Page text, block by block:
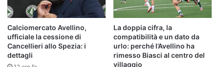
Calciomercato Avellino,
ufficiale la cessione di
Cancellieri allo Spezia: i
dettagli
La doppia cifra, la
compatibilità e un dato da
urlo: perché l’Avellino ha
rimesso Biasci al centro del
villaggio